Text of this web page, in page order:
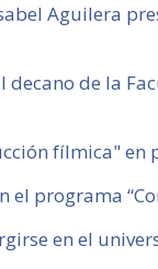
Aguilera
de la
fílmica" en
programa
en el